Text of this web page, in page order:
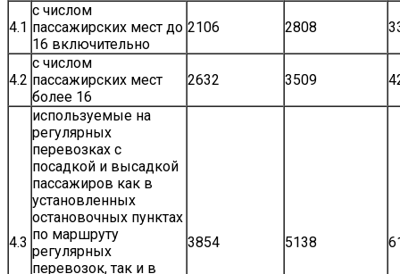
4.1
с числом
пассажирских мест до
16 включительно
2106 2808
4.2
с числом
пассажирских мест
более 16
2632 3509
4.3
используемые на
регулярных
перевозках с
посадкой и высадкой
пассажиров как в
установленных
остановочных пунктах
по маршруту
регулярных
перевозок, так и в
3854 5138